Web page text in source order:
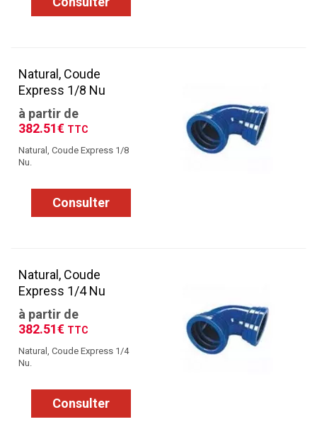
Natural, Coude
Express 1/8 Nu
à partir de
382.51€ TTC
Natural, Coude Express 1/8
Nu.
Consulter
Natural, Coude
Express 1/4 Nu
à partir de
382.51€ TTC
Natural, Coude Express 1/4
Nu.
Consulter